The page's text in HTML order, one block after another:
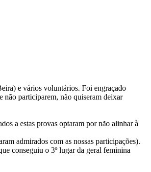
e vários voluntários. Foi engraçado
não participarem, não quiseram deixar
a estas provas optaram por não alinhar à
admirados com as nossas participações).
conseguiu o 3º lugar da geral feminina